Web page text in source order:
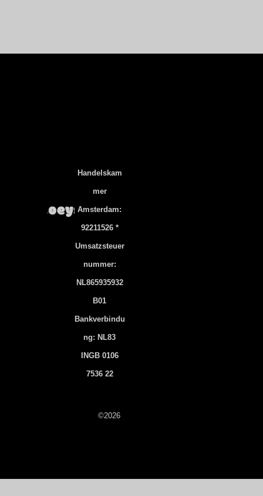
Handelskam
Mer
Amsterdam:
92211526 *
Umsatzsteuer
Nummer:
NL865935932
B01
Bankverbindu
Ng: NL83
INGB 0106
7536 22
©2026